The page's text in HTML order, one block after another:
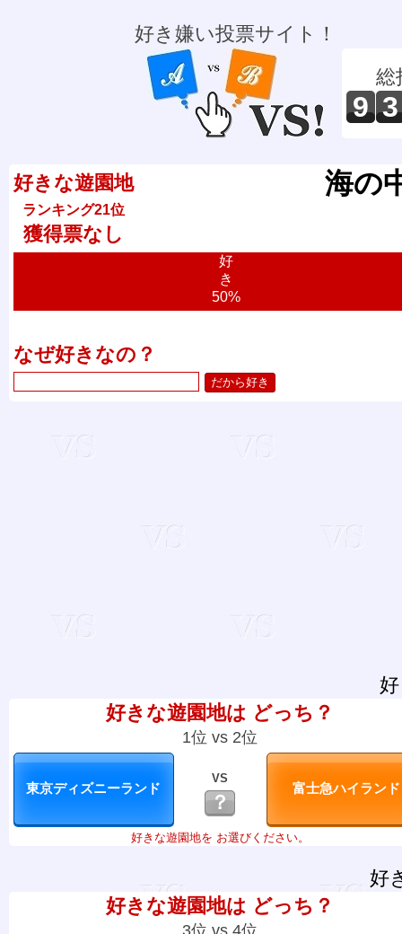
好き嫌い投票サイト！
総
9 3
好きな遊園地
ランキング21位
獲得票なし
海の
好
き
50%
なぜ好きなの？
好きな遊園地は どっち？
1位 vs 2位
VS
？
好きな遊園地を お選びください。
好
好きな遊園地は どっち？